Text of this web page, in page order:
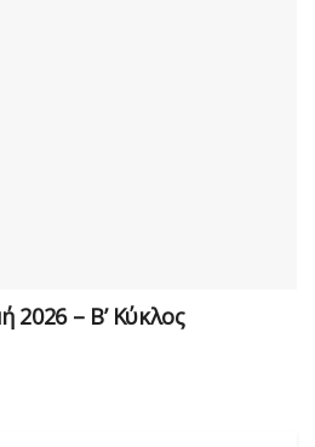
2026 – Β’ Κύκλος